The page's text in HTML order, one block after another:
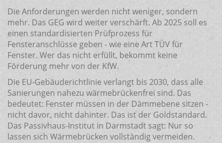
Die Anforderungen werden nicht weniger, sondern
mehr. Das GEG wird weiter verschärft. Ab 2025 soll es
einen standardisierten Prüfprozess für
Fensteranschlüsse geben - wie eine Art TÜV für
Fenster. Wer das nicht erfüllt, bekommt keine
Förderung mehr von der KfW.
Die EU-Gebäuderichtlinie verlangt bis 2030, dass alle
Sanierungen nahezu wärmebrückenfrei sind. Das
bedeutet: Fenster müssen in der Dämmebene sitzen -
nicht davor, nicht dahinter. Das ist der Goldstandard.
Das Passivhaus-Institut in Darmstadt sagt: Nur so
lassen sich Wärmebrücken vollständig vermeiden.